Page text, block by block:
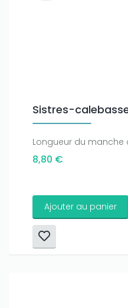
Sistres-
Longueur du manche
8,80 €
Ajouter au panier